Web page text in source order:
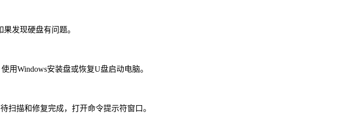
发现硬盘有问题。
用Windows安装盘或恢复U盘启动电脑。
扫描和修复完成，打开命令提示符窗口。